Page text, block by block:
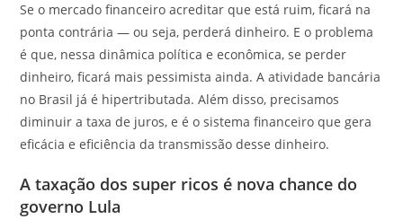
Se o mercado financeiro acreditar que está ruim, ficará na
ponta contrária — ou seja, perderá dinheiro. E o problema
é que, nessa dinâmica política e econômica, se perder
dinheiro, ficará mais pessimista ainda. A atividade bancária
no Brasil já é hipertributada. Além disso, precisamos
diminuir a taxa de juros, e é o sistema financeiro que gera
eficácia e eficiência da transmissão desse dinheiro.
A taxação dos super ricos é nova chance do
governo Lula